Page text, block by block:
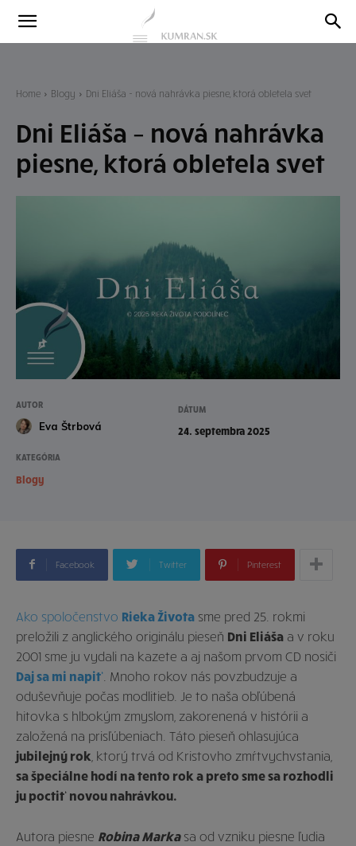
Kumran
Home Blogy Dni Eliáša - nová nahrávka piesne, ktorá obletela svet
Dni Eliáša – nová nahrávka
piesne, ktorá obletela svet
AUTOR
Eva Štrbová
DÁTUM
24. septembra 2025
KATEGÓRIA
Blogy
Facebook Twitter Pinterest
Ako spoločenstvo Rieka Života sme pred 25. rokmi
preložili z anglického originálu pieseň Dni Eliáša a v roku
2001 sme ju vydali na kazete a aj našom prvom CD nosiči
Daj sa mi napiť . Mnoho rokov nás povzbudzuje a
oduševňuje počas modlitieb. Je to naša obľúbená
hitovka s hlbokým zmyslom, zakorenená v histórii a
založená na prisľúbeniach. Táto pieseň ohlasujúca
jubilejný rok , ktorý trvá od Kristovho zmŕtvychvstania,
sa špeciálne hodí na tento rok a preto sme sa rozhodli
ju poctiť novou nahrávkou.
Autora piesne Robina Markasa od vzniku piesne ľudia